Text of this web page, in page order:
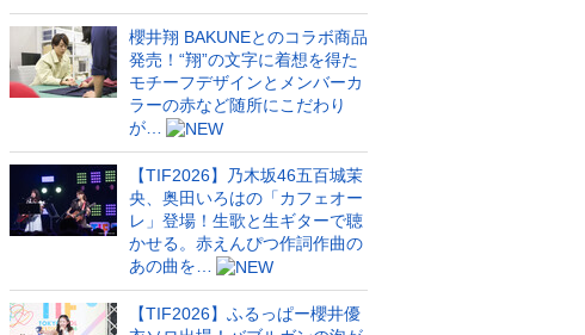
櫻井翔 BAKUNEとのコラボ商品
発売！“翔”の文字に着想を得た
モチーフデザインとメンバーカ
ラーの赤など随所にこだわり
が…
【TIF2026】乃木坂46五百城茉
央、奥田いろはの「カフェオー
レ」登場！生歌と生ギターで聴
かせる。赤えんぴつ作詞作曲の
あの曲を…
【TIF2026】ふるっぱー櫻井優